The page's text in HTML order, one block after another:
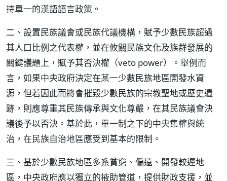
持單一的漢語語言政策。
二、設置民族議會或民族代議機構，賦予少數民族超過
其人口比例之代表權，並在攸關民族文化及族群發展的
關鍵議題上，賦予其否決權（veto power）。舉例而
言，如果中央政府決定在某一少數民族地區開發水資
源，但若因此而將會摧毀少數民族的宗教聖地或歷史遺
跡，則應尊重其民族傳承與文化尊嚴，在其民族議會決
議後予以否決。基於此，單一制之下的中央集權與統
治，在民族自治地區應受到基本的限制。
三、基於少數民族地區多系貧窮、偏遠、開發較遲地
區，中央政府應以獨立的掖助管道，提供財政支援，並